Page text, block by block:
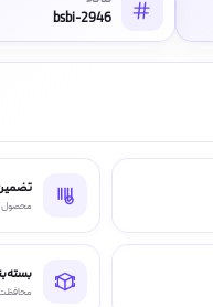
bsbi-2946
محصول